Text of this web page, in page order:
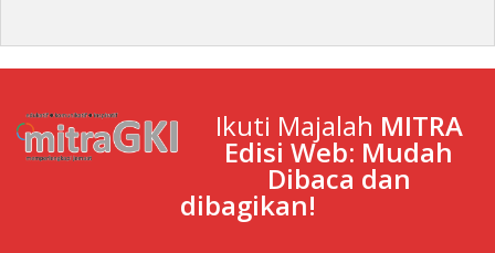
Ikuti Majalah MITRA
Edisi Web: Mudah
Dibaca dan
dibagikan!